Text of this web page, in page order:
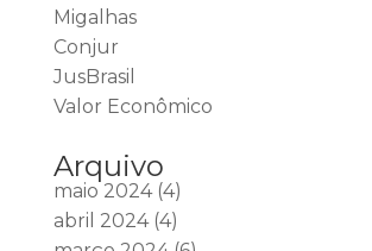
Migalhas
Conjur
JusBrasil
Valor Econômico
Arquivo
maio 2024(4)
abril 2024(4)